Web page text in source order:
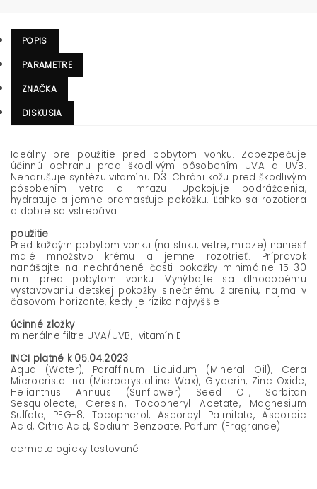
POPIS
PARAMETRE
ZNAČKA
DISKUSIA
Ideálny pre použitie pred pobytom vonku. Zabezpečuje
účinnú ochranu pred škodlivým pôsobením UVA a UVB.
Nenarušuje syntézu vitamínu D3. Chráni kožu pred škodlivým
pôsobením vetra a mrazu. Upokojuje podráždenia,
hydratuje a jemne premasťuje pokožku. Ľahko sa rozotiera
a dobre sa vstrebáva
použitie
Pred každým pobytom vonku (na slnku, vetre, mraze) naniesť
malé množstvo krému a jemne rozotrieť. Prípravok
nanášajte na nechránené časti pokožky minimálne 15-30
min. pred pobytom vonku. Vyhýbajte sa dlhodobému
vystavovaniu detskej pokožky slnečnému žiareniu, najmä v
časovom horizonte, kedy je riziko najvyššie.
účinné zložky
minerálne filtre UVA/UVB, vitamín E
INCI platné k 05.04.2023
Aqua (Water), Paraffinum Liquidum (Mineral Oil), Cera
Microcristallina (Microcrystalline Wax), Glycerin, Zinc Oxide,
Helianthus Annuus (Sunflower) Seed Oil, Sorbitan
Sesquioleate, Ceresin, Tocopheryl Acetate, Magnesium
Sulfate, PEG-8, Tocopherol, Ascorbyl Palmitate, Ascorbic
Acid, Citric Acid, Sodium Benzoate, Parfum (Fragrance)
dermatologicky testované